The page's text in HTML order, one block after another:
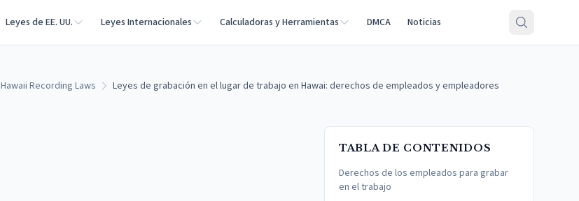
Leyes de EE. UU. Leyes Internacionales Calculadoras y Herramientas DMCA Noticias
Hawaii Recording Laws Leyes de grabación en el lugar de trabajo en Hawai: derechos de empleados y empleadores
TABLA DE CONTENIDOS
Derechos de los empleados para grabar
en el trabajo